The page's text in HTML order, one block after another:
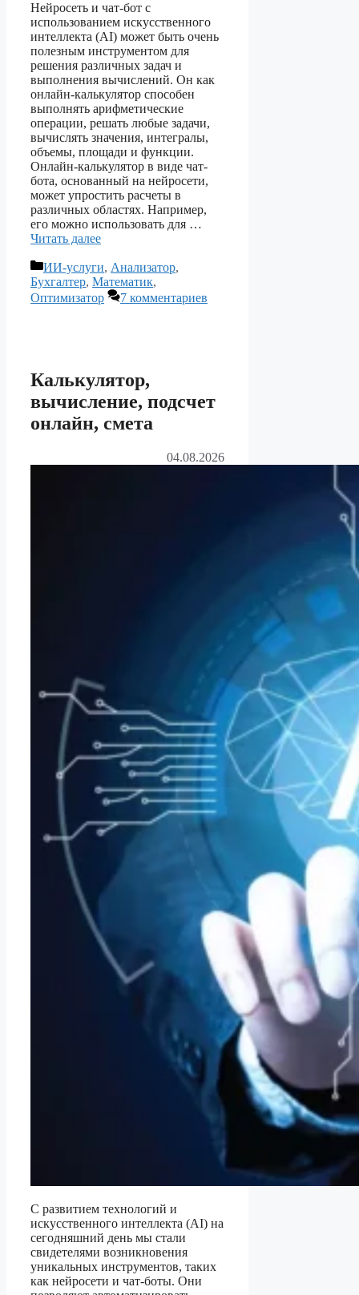
Нейросеть и чат-бот с
использованием искусственного
интеллекта (AI) может быть очень
полезным инструментом для
решения различных задач и
выполнения вычислений. Он как
онлайн-калькулятор способен
выполнять арифметические
операции, решать любые задачи,
вычислять значения, интегралы,
объемы, площади и функции.
Онлайн-калькулятор в виде чат-
бота, основанный на нейросети,
может упростить расчеты в
различных областях. Например,
его можно использовать для …
Читать далее
Рубрики
ИИ-услуги, Анализатор,
Бухгалтер, Математик,
Оптимизатор
7 комментариев
Калькулятор,
вычисление, подсчет
онлайн, смета
04.08.2026
С развитием технологий и
искусственного интеллекта (AI) на
сегодняшний день мы стали
свидетелями возникновения
уникальных инструментов, таких
как нейросети и чат-боты. Они